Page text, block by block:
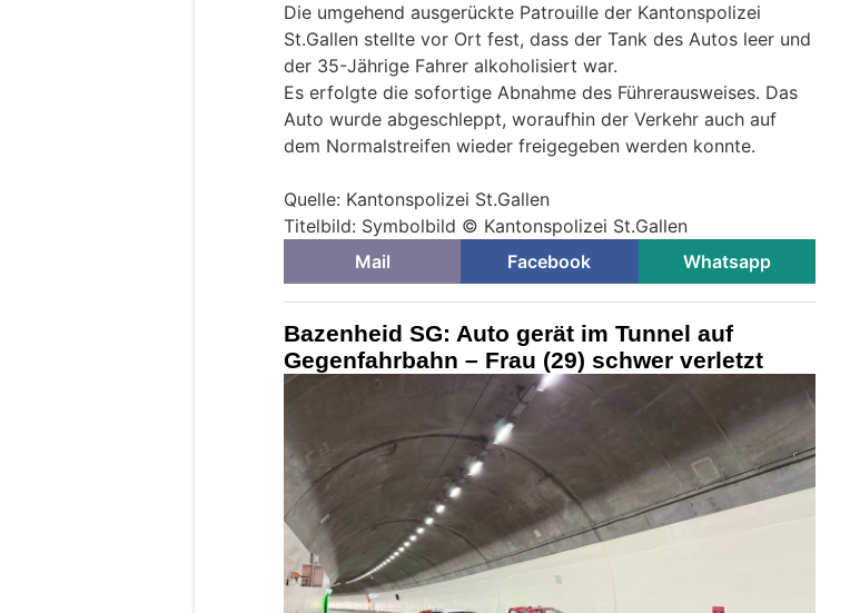
Die umgehend ausgerückte Patrouille der Kantonspolizei
St.Gallen stellte vor Ort fest, dass der Tank des Autos leer und
der 35-Jährige Fahrer alkoholisiert war.
Es erfolgte die sofortige Abnahme des Führerausweises. Das
Auto wurde abgeschleppt, woraufhin der Verkehr auch auf
dem Normalstreifen wieder freigegeben werden konnte.
Quelle: Kantonspolizei St.Gallen
Titelbild: Symbolbild © Kantonspolizei St.Gallen
Mail
Facebook Whatsapp
Bazenheid SG: Auto gerät im Tunnel auf
Gegenfahrbahn – Frau (29) schwer verletzt